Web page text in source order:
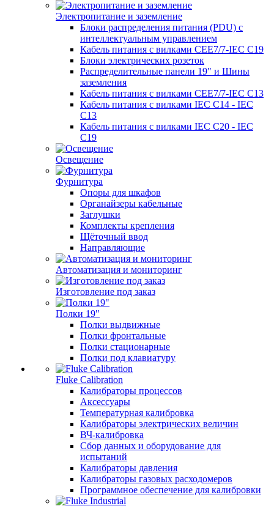
Электропитание и заземление
Блоки распределения питания (PDU) с
интеллектуальным управлением
Кабель питания с вилками CEE7/7-IEC C19
Блоки электрических розеток
Распределительные панели 19" и Шины
заземления
Кабель питания с вилками CEE7/7-IEC C13
Кабель питания с вилками IEC C14 - IEC
C13
Кабель питания с вилками IEC C20 - IEC
C19
Освещение
Фурнитура
Опоры для шкафов
Органайзеры кабельные
Заглушки
Комплекты крепления
Щёточный ввод
Направляющие
Автоматизация и мониторинг
Изготовление под заказ
Полки 19"
Полки выдвижные
Полки фронтальные
Полки стационарные
Полки под клавиатуру
Fluke Calibration
Калибраторы процессов
Аксессуары
Температурная калибровка
Калибраторы электрических величин
ВЧ-калибровка
Сбор данных и оборудование для
испытаний
Калибраторы давления
Калибраторы газовых расходомеров
Программное обеспечение для калибровки